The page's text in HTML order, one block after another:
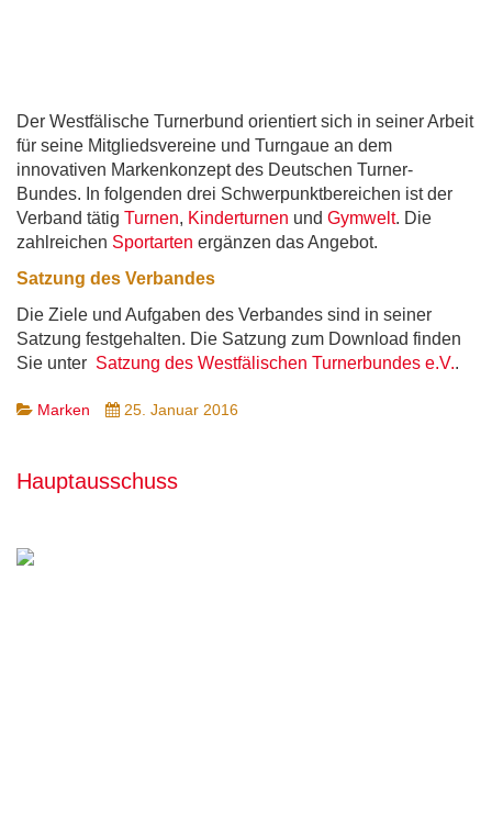
Der Westfälische Turnerbund orientiert sich in seiner Arbeit
für seine Mitgliedsvereine und Turngaue an dem
innovativen Markenkonzept des Deutschen Turner-
Bundes. In folgenden drei Schwerpunktbereichen ist der
Verband tätig Turnen, Kinderturnen und Gymwelt. Die
zahlreichen Sportarten ergänzen das Angebot.
Satzung des Verbandes
Die Ziele und Aufgaben des Verbandes sind in seiner
Satzung festgehalten. Die Satzung zum Download finden
Sie unter Satzung des Westfälischen Turnerbundes e.V..
Marken 25. Januar 2016
Hauptausschuss